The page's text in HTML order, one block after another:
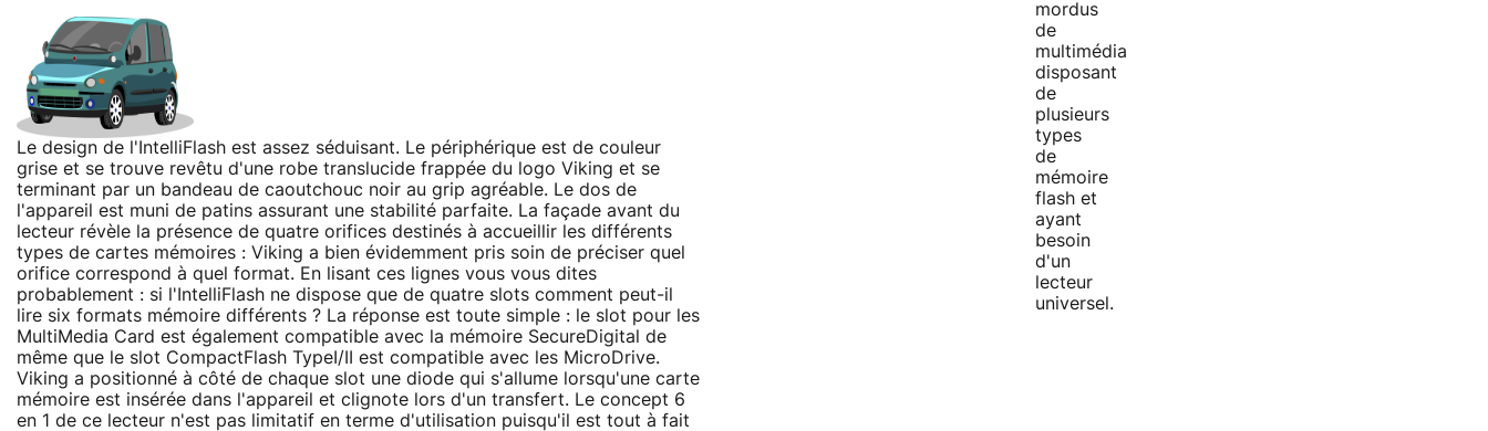
Le design de l'IntelliFlash est assez séduisant. Le périphérique est de couleur
grise et se trouve revêtu d'une robe translucide frappée du logo Viking et se
terminant par un bandeau de caoutchouc noir au grip agréable. Le dos de
l'appareil est muni de patins assurant une stabilité parfaite. La façade avant du
lecteur révèle la présence de quatre orifices destinés à accueillir les différents
types de cartes mémoires : Viking a bien évidemment pris soin de préciser quel
orifice correspond à quel format. En lisant ces lignes vous vous dites
probablement : si l'IntelliFlash ne dispose que de quatre slots comment peut-il
lire six formats mémoire différents ? La réponse est toute simple : le slot pour les
MultiMedia Card est également compatible avec la mémoire SecureDigital de
même que le slot CompactFlash TypeI/II est compatible avec les MicroDrive.
Viking a positionné à côté de chaque slot une diode qui s'allume lorsqu'une carte
mémoire est insérée dans l'appareil et clignote lors d'un transfert. Le concept 6
en 1 de ce lecteur n'est pas limitatif en terme d'utilisation puisqu'il est tout à fait
mordus
de
multimédia
disposant
de
plusieurs
types
de
mémoire
flash et
ayant
besoin
d'un
lecteur
universel.